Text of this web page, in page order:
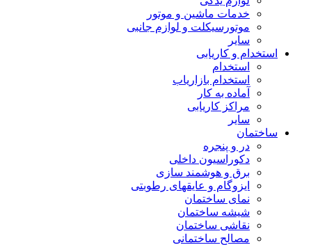
خدمات ماشین و موتور
موتورسیکلت و لوازم جانبی
سایر
استخدام و کاریابی
استخدام
استخدام بازاریاب
آماده به کار
مراکز کاریابی
سایر
ساختمان
در و پنجره
دکوراسیون داخلی
برق و هوشمند سازی
ایزوگام و عایقهای رطوبتی
نمای ساختمان
شیشه ساختمان
نقاشی ساختمان
مصالح ساختمانی